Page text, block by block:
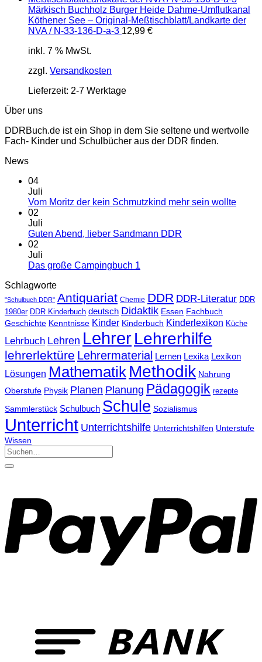
Märkisch Buchholz Burger Heide Dahme-Umflutkanal
Köthener See – Original-Meßtischblatt/Landkarte der
NVA / N-33-136-D-a-3 12,99 €
inkl. 7 % MwSt.
zzgl. Versandkosten
Lieferzeit: 2-7 Werktage
Über uns
DDRBuch.de ist ein Shop in dem Sie seltene und wertvolle
Fach- Kinder und Schulbücher aus der DDR finden.
News
04
Juli
Vom Moritz der kein Schmutzkind mehr sein wollte
02
Juli
Guten Abend, lieber Sandmann DDR
02
Juli
Das große Campingbuch 1
Schlagworte
"Schulbuch DDR" Antiquariat Chemie DDR DDR-Literatur DDR
1980er DDR Kinderbuch deutsch Didaktik Essen Fachbuch
Geschichte Kenntnisse Kinder Kinderbuch Kinderlexikon Küche
Lehrbuch Lehren LehrerLehrerhilfe
lehrerlektüre Lehrermaterial Lernen Lexika Lexikon
Lösungen Mathematik Methodik Nahrung
Oberstufe Physik Planen Planung Pädagogik rezepte
Sammlerstück Schulbuch Schule Sozialismus
Unterricht Unterrichtshilfe Unterrichtshilfen Unterstufe
Wissen
Suchen
nach: